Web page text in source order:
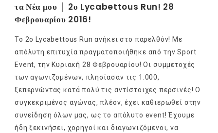
τα Νέα μου │ 2ο Lycabettous Run! 28
Φεβρουαρίου 2016!
Το 2ο Lycabettous Run ανήκει στο παρελθόν! Με
απόλυτη επιτυχία πραγματοποιήθηκε από την Sport
Event, την Κυριακή 28 Φεβρουαρίου! Οι συμμετοχές
των αγωνιζομένων, πλησίασαν τις 1.000,
ξεπερνώντας κατά πολύ τις αντίστοιχες περσινές! Ο
συγκεκριμένος αγώνας, πλέον, έχει καθιερωθεί στην
συνείδηση όλων μας, ως το απόλυτο event! Έχουμε
ήδη ξεκινήσει, χορηγοί και διαγωνιζόμενοι, να